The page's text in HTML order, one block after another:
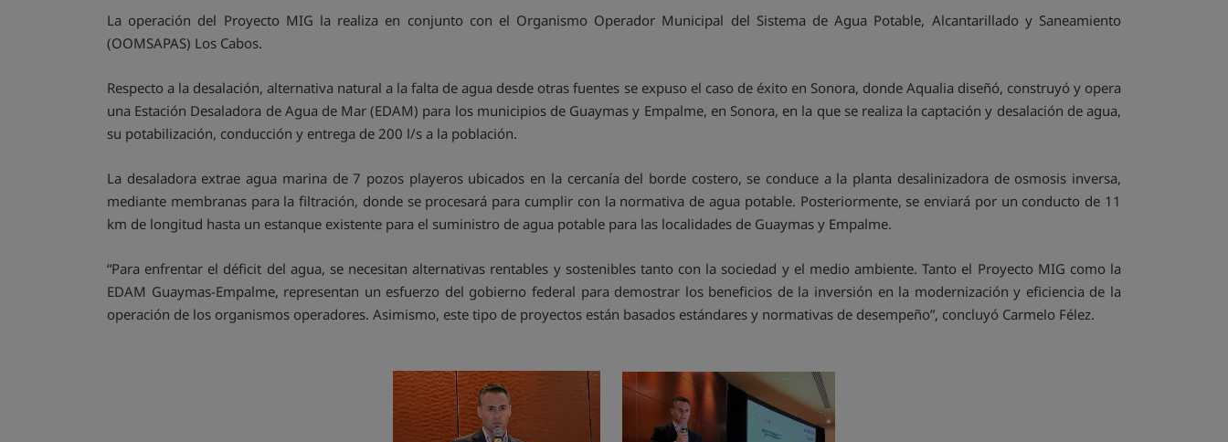
La operación del Proyecto MIG la realiza en conjunto con el Organismo Operador Municipal del Sistema de Agua Potable, Alcantarillado y Saneamiento
(OOMSAPAS) Los Cabos.
Respecto a la desalación, alternativa natural a la falta de agua desde otras fuentes se expuso el caso de éxito en Sonora, donde Aqualia diseñó, construyó y opera
una Estación Desaladora de Agua de Mar (EDAM) para los municipios de Guaymas y Empalme, en Sonora, en la que se realiza la captación y desalación de agua,
su potabilización, conducción y entrega de 200 l/s a la población.
La desaladora extrae agua marina de 7 pozos playeros ubicados en la cercanía del borde costero, se conduce a la planta desalinizadora de osmosis inversa,
mediante membranas para la filtración, donde se procesará para cumplir con la normativa de agua potable. Posteriormente, se enviará por un conducto de 11
km de longitud hasta un estanque existente para el suministro de agua potable para las localidades de Guaymas y Empalme.
“Para enfrentar el déficit del agua, se necesitan alternativas rentables y sostenibles tanto con la sociedad y el medio ambiente. Tanto el Proyecto MIG como la
EDAM Guaymas-Empalme, representan un esfuerzo del gobierno federal para demostrar los beneficios de la inversión en la modernización y eficiencia de la
operación de los organismos operadores. Asimismo, este tipo de proyectos están basados estándares y normativas de desempeño”, concluyó Carmelo Félez.